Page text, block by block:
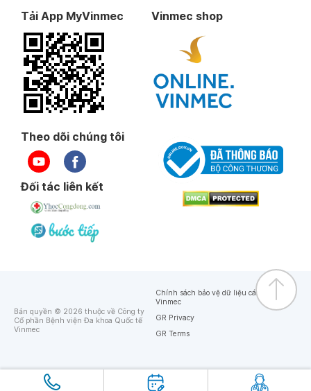
Ngày 19-09-2025
Ngày 12-09-2025
Ngày 02-09-2025
Ngày 19-08-2025
Tải App MyVinmec Vinmec shop
Theo dõi chúng tôi
Đối tác liên kết
Bản quyền © 2026 thuộc về Công ty
Cổ phần Bệnh viện Đa khoa Quốc tế
Vinmec
Chính sách bảo vệ dữ liệu cá nhân của
Vinmec
GR Privacy
GR Terms